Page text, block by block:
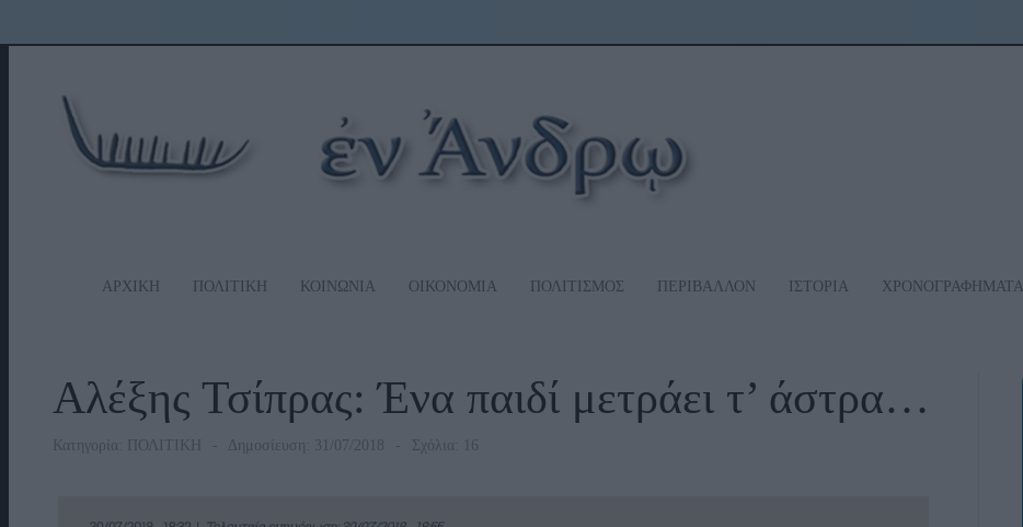
ΑΡΧΙΚΗ ΠΟΛΙΤΙΚΗ ΚΟΙΝΩΝΙΑ ΟΙΚΟΝΟΜΙΑ ΠΟΛΙΤΙΣΜΟΣ ΠΕΡΙΒΑΛΛΟΝ ΙΣΤΟΡΙΑ ΧΡΟΝΟΓΡΑΦΗΜΑΤΑ
Αλέξης Τσίπρας: Ένα παιδί μετράει τ’ άστρα…
Κατηγορία: ΠΟΛΙΤΙΚΗ Δημοσίευση: 31/07/2018 Σχόλια: 16